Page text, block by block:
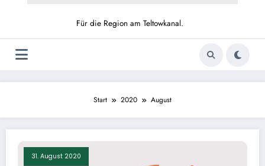
Für die Region am Teltowkanal.
Start 2020 August
31. August 2020